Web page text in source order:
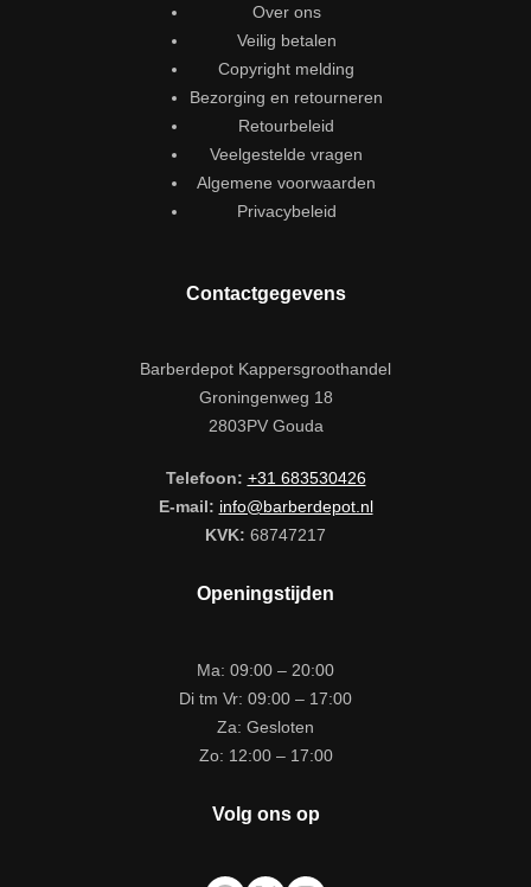
Over ons
Veilig betalen
Copyright melding
Bezorging en retourneren
Retourbeleid
Veelgestelde vragen
Algemene voorwaarden
Privacybeleid
Contactgegevens
Barberdepot Kappersgroothandel
Groningenweg 18
2803PV Gouda
Telefoon: +31 683530426
E-mail: info@barberdepot.nl
KVK: 68747217
Openingstijden
Ma: 09:00 – 20:00
Di tm Vr: 09:00 – 17:00
Za: Gesloten
Zo: 12:00 – 17:00
Volg ons op